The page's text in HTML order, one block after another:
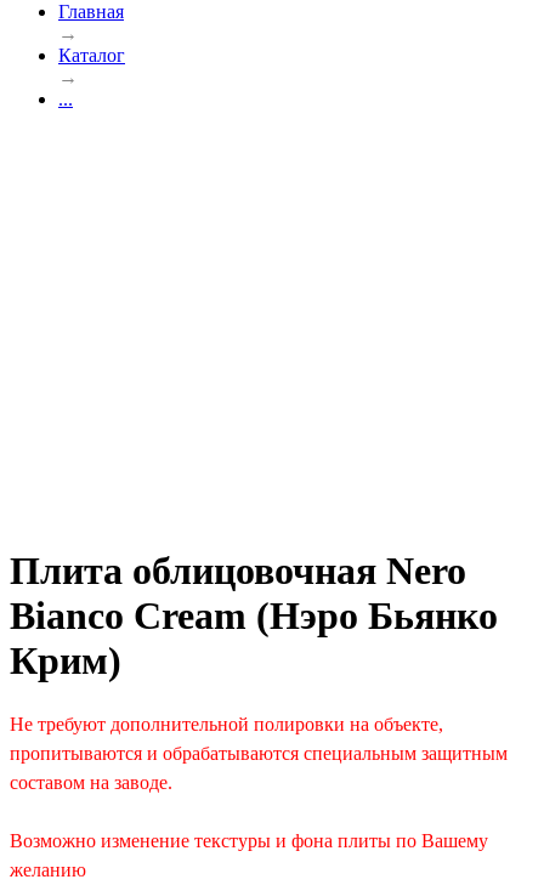
Главная
→
Каталог
→
...
Плита облицовочная Nero
Bianco Cream (Нэро Бьянко
Крим)
Не требуют дополнительной полировки на объекте,
пропитываются и обрабатываются специальным защитным
составом на заводе.
Возможно изменение текстуры и фона плиты по Вашему
желанию